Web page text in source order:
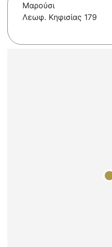
Μαρούσι
Λεωφ. Κηφισίας 179